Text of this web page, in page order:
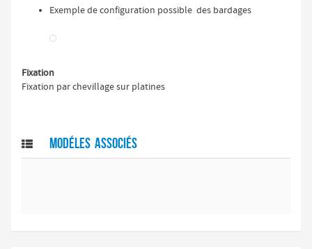
Exemple de configuration possible des bardages
Fixation
Fixation par chevillage sur platines
 Modéles associés